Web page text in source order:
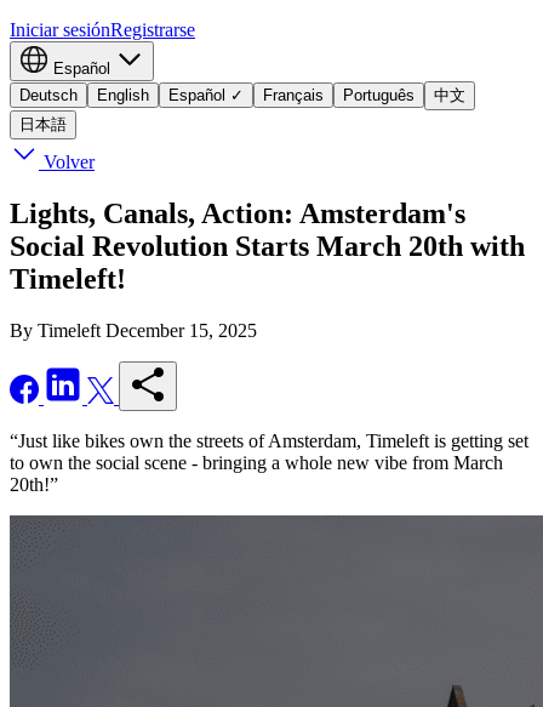
Iniciar sesiónRegistrarse
Español
Deutsch
English Español ✓ Français Português
中文
日本語
Volver
Lights, Canals, Action: Amsterdam's
Social Revolution Starts March 20th with
Timeleft!
By Timeleft December 15, 2025
“Just like bikes own the streets of Amsterdam, Timeleft is getting set
to own the social scene - bringing a whole new vibe from March
20th!”